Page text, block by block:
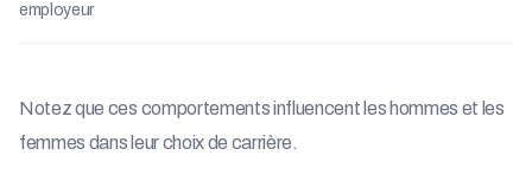
employeur
Notez que ces comportements influencent les hommes et les
femmes dans leur choix de carrière.